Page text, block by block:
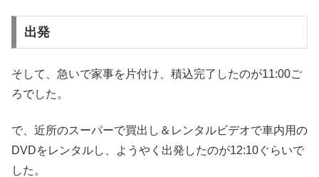
出発
そして、急いで家事を片付け、積込完了したのが11:00ご
ろでした。
で、近所のスーパーで買出し＆レンタルビデオで車内用の
DVDをレンタルし、ようやく出発したのが12:10ぐらいで
した。